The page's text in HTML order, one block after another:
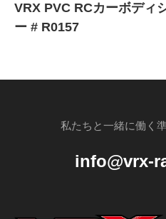
VRX PVC RCカーボディ
ー # R0157
私たちと一緒に働く
info@vrx-